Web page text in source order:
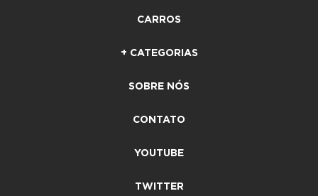
CARROS
+ CATEGORIAS
SOBRE NÓS
CONTATO
YOUTUBE
TWITTER